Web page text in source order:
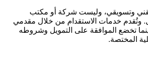
وتسويقي، وليست شركة أو مكتب
وتُقدم خدمات الاستقدام من خلال مقدمي
تخضع الموافقة على التمويل وشروطه
المختصة.